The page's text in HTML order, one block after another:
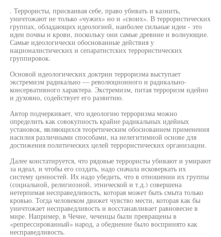
. Террористы, присваивая себе, право убивать и казнить,
уничтожают не только «чужих» но и «своих». В террористических
группах, обладающих идеологией, наиболее сильные идеи - это
идеи почвы и крови, поскольку они самые древние и волнующие.
Самые идеологически обоснованные действия у
националистических и сепаратистских террористических
группировок.
Основой идеологических доктрин терроризма выступает
экстремизм радикально — революционного и радикально-
консервативного характера. Экстремизм, питая терроризм идейно
и духовно, содействует его развитию.
Автор подчеркивает, что идеологию терроризма можно
определить как совокупность крайне радикальных идейных
установок, являющихся теоретическим обоснованием применения
насилия различными способами, на нелегитимной основе для
достижения политических целей террористических организации.
Далее констатируется, что рядовые террористы убивают и умирают
за идеал, и чтобы его создать, надо сначала исковеркать их
систему ценностей. Их надо убедить, что в отношении их группы
(социальной, религиозной, этнической и т.д.) совершена
нетерпимая несправедливость, которая может быть смыта только
кровью. Тогда человеком движет чувство мести, которая как бы
уничтожает несправедливость и восстанавливает равновесие в
мире. Например, в Чечне, чеченцы были превращены в
«репрессированный» народ, а обеднение было воспринято как
несправедливость.